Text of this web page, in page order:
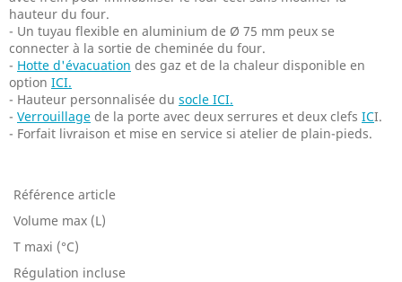
hauteur du four.
- Un tuyau flexible en aluminium de Ø 75 mm peux se
connecter à la sortie de cheminée du four.
- Hotte d'évacuation des gaz et de la chaleur disponible en
option ICI.
- Hauteur personnalisée du socle ICI.
- Verrouillage de la porte avec deux serrures et deux clefs ICI.
- Forfait livraison et mise en service si atelier de plain-pieds.
Référence article
Volume max (L)
T maxi (°C)
Régulation incluse